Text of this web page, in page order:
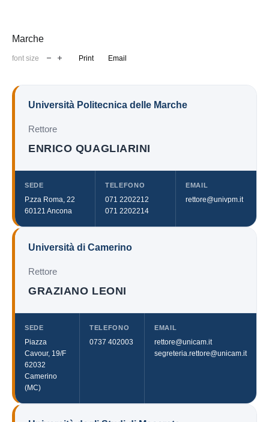
Marche
font size Print Email
Università Politecnica delle Marche
Rettore
ENRICO QUAGLIARINI
SEDE
P.zza Roma, 22
60121 Ancona
TELEFONO
071 2202212
071 2202214
EMAIL
rettore@univpm.it
Università di Camerino
Rettore
GRAZIANO LEONI
SEDE
Piazza
Cavour, 19/F
62032
Camerino
(MC)
TELEFONO
0737 402003
EMAIL
rettore@unicam.it
segreteria.rettore@unicam.it